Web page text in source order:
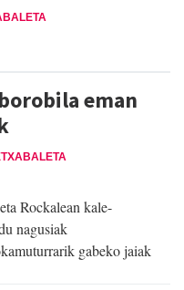
eman
Rockalean kale-
nagusiak
gabeko jaiak